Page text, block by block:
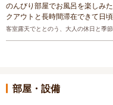
のんびり部屋でお風呂を楽しみ
クアウトと長時間滞在できて日
客室露天でととのう、大人の休日と季
部屋・設備